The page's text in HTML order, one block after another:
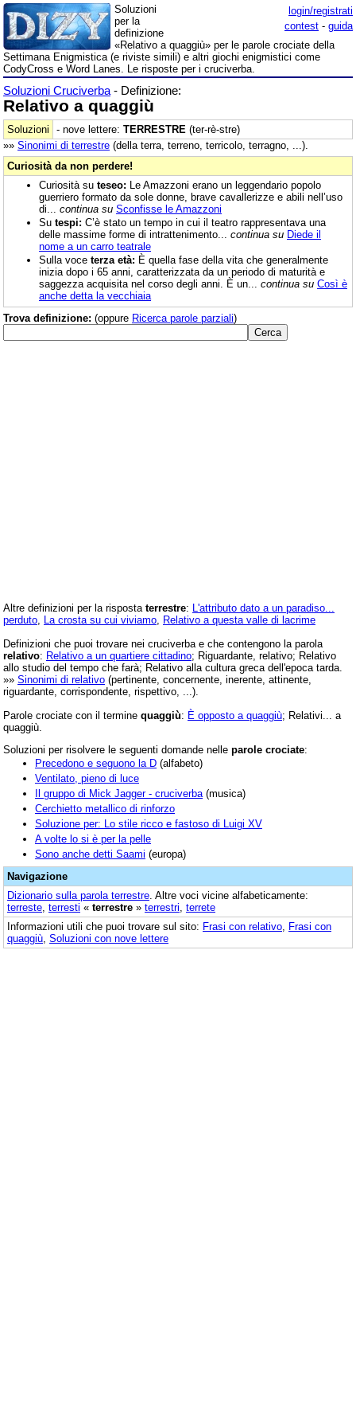
login/registrati
contest - guida
Soluzioni
per la
definizione
«Relativo a quaggiù» per le parole crociate della
Settimana Enigmistica (e riviste simili) e altri giochi enigmistici come
CodyCross e Word Lanes. Le risposte per i cruciverba.
Soluzioni Cruciverba - Definizione:
Relativo a quaggiù
Soluzioni - nove lettere: TERRESTRE (ter-rè-stre)
»» Sinonimi di terrestre (della terra, terreno, terricolo, terragno, ...).
Curiosità da non perdere!
Curiosità su teseo: Le Amazzoni erano un leggendario popolo
guerriero formato da sole donne, brave cavallerizze e abili nell’uso
di... continua su Sconfisse le Amazzoni
Su tespi: C’è stato un tempo in cui il teatro rappresentava una
delle massime forme di intrattenimento... continua su Diede il
nome a un carro teatrale
Sulla voce terza età: È quella fase della vita che generalmente
inizia dopo i 65 anni, caratterizzata da un periodo di maturità e
saggezza acquisita nel corso degli anni. È un... continua su Così è
anche detta la vecchiaia
Trova definizione: (oppure Ricerca parole parziali)
Altre definizioni per la risposta terrestre: L'attributo dato a un paradiso...
perduto La crosta su cui viviamo Relativo a questa valle di lacrime
Definizioni che puoi trovare nei cruciverba e che contengono la parola
relativo: Relativo a un quartiere cittadino; Riguardante, relativo; Relativo
allo studio del tempo che farà; Relativo alla cultura greca dell'epoca tarda.
»» Sinonimi di relativo (pertinente, concernente, inerente, attinente,
riguardante, corrispondente, rispettivo, ...).
Parole crociate con il termine quaggiù: È opposto a quaggiù; Relativi... a
quaggiù.
Soluzioni per risolvere le seguenti domande nelle parole crociate:
Precedono e seguono la D (alfabeto)
Ventilato, pieno di luce
Il gruppo di Mick Jagger - cruciverba (musica)
Cerchietto metallico di rinforzo
Soluzione per: Lo stile ricco e fastoso di Luigi XV
A volte lo si è per la pelle
Sono anche detti Saami (europa)
Navigazione
Dizionario sulla parola terrestre . Altre voci vicine alfabeticamente:
terreste terresti « terrestre » terrestri terrete
Informazioni utili che puoi trovare sul sito: Frasi con relativo Frasi con
quaggiù Soluzioni con nove lettere